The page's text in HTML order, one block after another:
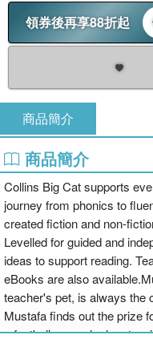
領券後再享88折起
商品簡介
商品簡介
Collins Big Cat supports
journey from phonics to
created fiction and non-
Levelled for guided and
ideas to support reading.
eBooks are also
teacher's pet, is always the
Mustafa finds out the prize
a football game, he has to